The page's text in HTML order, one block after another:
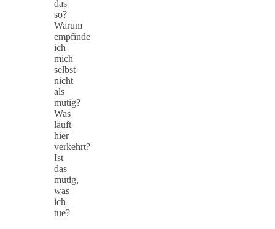
das
so?
Warum
empfinde
ich
mich
selbst
nicht
als
mutig?
Was
läuft
hier
verkehrt?
Ist
das
mutig,
was
ich
tue?